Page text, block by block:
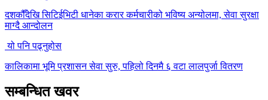
दशकौँदेखि सिटिईभिटी धानेका करार कर्मचारीको भविष्य अन्योलमा, सेवा सुरक्षा
माग्दै आन्दोलन
यो पनि पढ्नुहोस
कालिकामा भूमि प्रशासन सेवा सुरु, पहिलो दिनमै ६ वटा लालपुर्जा वितरण
सम्बन्धित खवर